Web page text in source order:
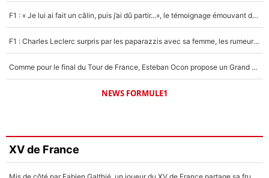
F1 : « Je lui ai fait un câlin, puis j’ai dû partir...», le témoignage émouvant de Max Verstappen sur sa fille
F1 : Charles Leclerc surpris par les paparazzis avec sa femme, les rumeurs étaient vraies !
Comme pour le final du Tour de France, Esteban Ocon propose un Grand Prix de Formule 1 à Paris : «Autour de l’Arc de Triomphe, ce serait génial» !
NEWS FORMULE1
XV de France